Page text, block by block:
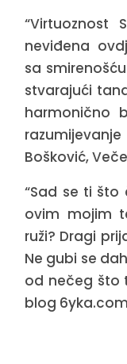
“Virtuoznost
neviđena
sa
stvarajući
harmonično
Bošković,
“Sad se ti
ovim mojim
ruži? Dragi
Ne gubi se
od nečeg što
blog